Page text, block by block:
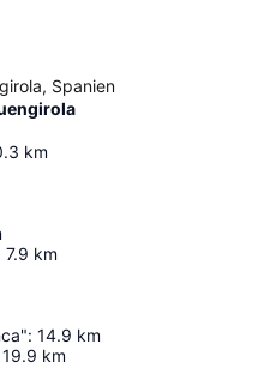
Spanien
km
7.9 km
: 14.9 km
19.9 km